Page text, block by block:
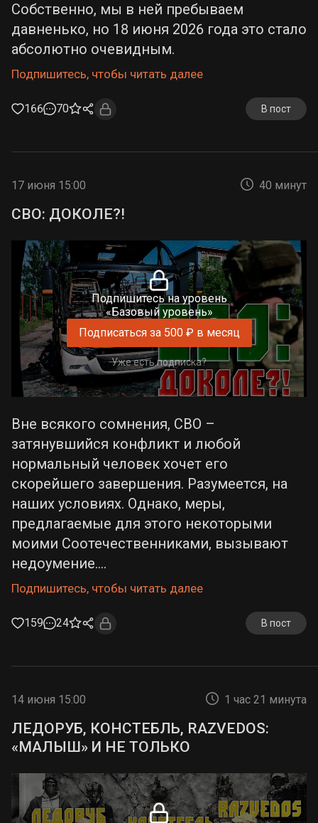
Собственно, мы в ней пребываем
давненько, но 18 июня 2026 года это стало
абсолютно очевидным.
Подпишитесь, чтобы читать далее
166 70 В пост
17 июня 15:00 40 минут
СВО: ДОКОЛЕ?!
Подпишитесь на уровень
«Базовый уровень»
Подписаться за 500 ₽ в месяц
Уже есть подписка?
Вне всякого сомнения, СВО –
затянувшийся конфликт и любой
нормальный человек хочет его
скорейшего завершения. Разумеется, на
наших условиях. Однако, меры,
предлагаемые для этого некоторыми
моими Соотечественниками, вызывают
недоумение….
Подпишитесь, чтобы читать далее
159 24 В пост
14 июня 15:00 1 час 21 минута
ЛЕДОРУБ, КОНСТЕБЛЬ, RAZVEDOS:
«МАЛЫШ» И НЕ ТОЛЬКО